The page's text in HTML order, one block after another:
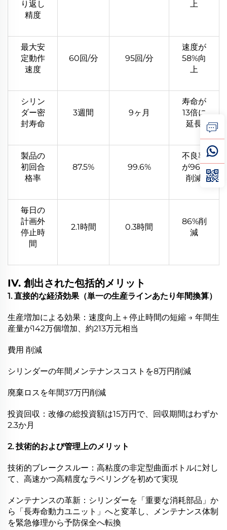
り返し
精度
上
最大安
定動作
速度
60回/分 95回/分
速度が
58%向
上
シリン
ダー密
封寿命
3週間 9ヶ月
寿命が
13倍に
延長
製品の
初回合
格率
87.5% 99.6%
不良率
が96%
削減
毎日の
計画外
停止時
間
2.1時間 0.3時間
86%削
減
IV. 創出された包括的メリット
1. 直接的な経済効果（単一の生産ラインあたり年間換算）
生産増加による効果：速度向上＋停止時間の短縮 → 年間生
産量が142万個増加、約213万元相当
費用 削減
シリンダーの年間メンテナンスコストを8万円削減
廃棄ロスを年間37万円削減
投資回収：改修の総投資額は15万円で、回収期間はわずか
2.3か月
2. 技術的および管理上のメリット
技術的ブレークスルー：高粘度の非定型曲面ボトルに対し
て、高速かつ高精度なラベリングを初めて実現
メンテナンスの革新：シリンダーを「重要な消耗部品」か
ら「長寿命動力ユニット」へと変革し、メンテナンス体制
を緊急修理から予防保全へ転換